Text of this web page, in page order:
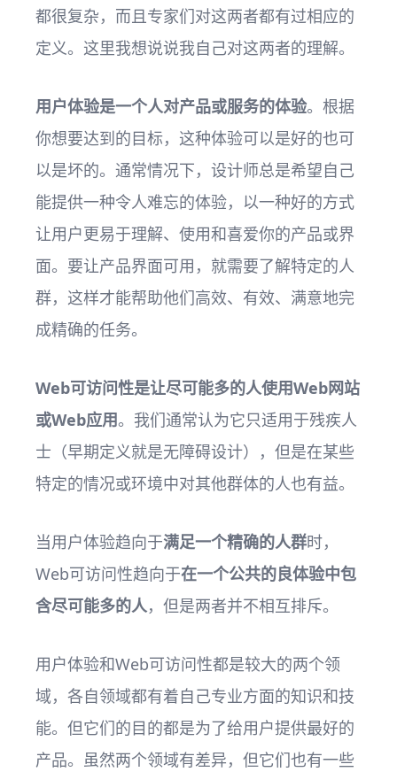
都很复杂，而且专家们对这两者都有过相应的
定义。这里我想说说我自己对这两者的理解。
用户体验是一个人对产品或服务的体验。根据
你想要达到的目标，这种体验可以是好的也可
以是坏的。通常情况下，设计师总是希望自己
能提供一种令人难忘的体验，以一种好的方式
让用户更易于理解、使用和喜爱你的产品或界
面。要让产品界面可用，就需要了解特定的人
群，这样才能帮助他们高效、有效、满意地完
成精确的任务。
Web可访问性是让尽可能多的人使用Web网站
或Web应用。我们通常认为它只适用于残疾人
士（早期定义就是无障碍设计），但是在某些
特定的情况或环境中对其他群体的人也有益。
当用户体验趋向于满足一个精确的人群时，
Web可访问性趋向于在一个公共的良体验中包
含尽可能多的人，但是两者并不相互排斥。
用户体验和Web可访问性都是较大的两个领
域，各自领域都有着自己专业方面的知识和技
能。但它们的目的都是为了给用户提供最好的
产品。虽然两个领域有差异，但它们也有一些